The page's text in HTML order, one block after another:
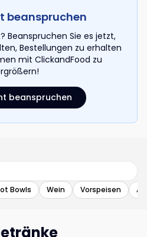
beanspruchen
Beanspruchen Sie es jetzt,
Bestellungen zu erhalten
mit ClickandFood zu
beanspruchen
Bowls Wein Vorspeisen